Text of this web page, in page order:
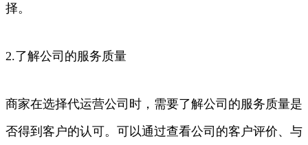
择。
2.了解公司的服务质量
商家在选择代运营公司时，需要了解公司的服务质量是
否得到客户的认可。可以通过查看公司的客户评价、与